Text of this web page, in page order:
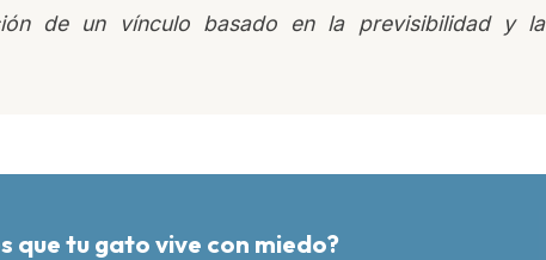
de un vínculo basado en la previsibilidad y la
que tu gato vive con miedo?